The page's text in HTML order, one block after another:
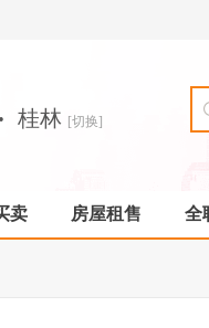
· 桂林 [切换]
卖 房屋租售 全